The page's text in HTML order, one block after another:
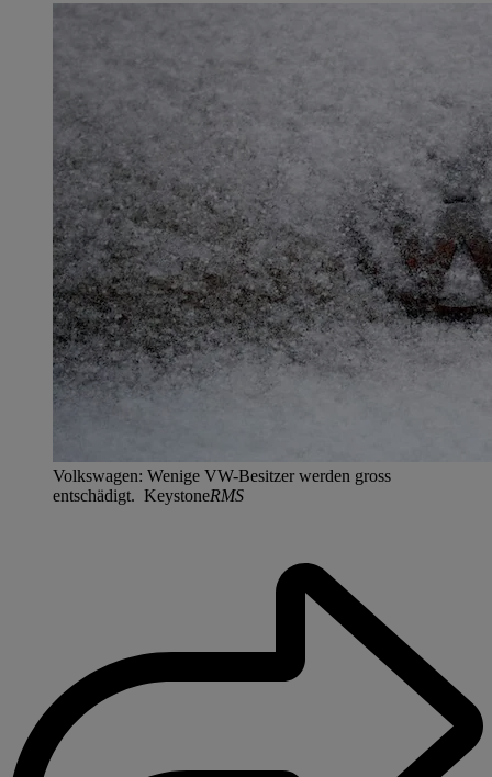
Volkswagen: Wenige VW-Besitzer werden gross
entschädigt. KeystoneRMS